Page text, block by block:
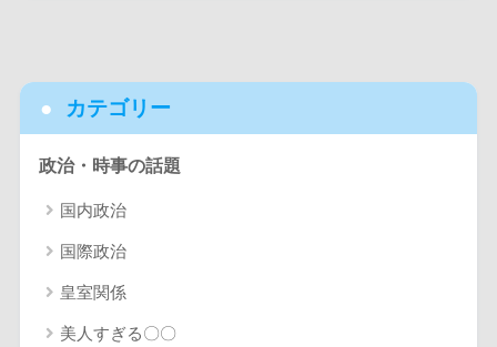
カテゴリー
政治・時事の話題
国内政治
国際政治
皇室関係
美人すぎる〇〇